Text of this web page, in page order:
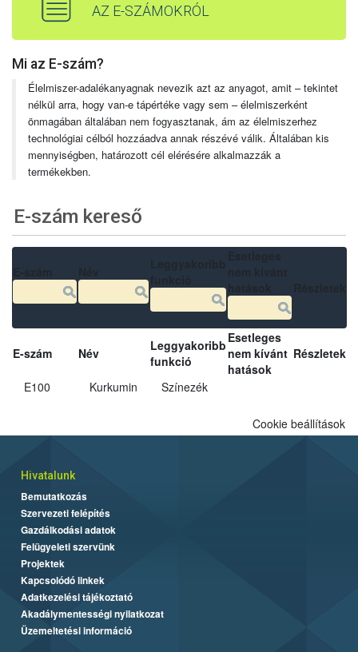
AZ E-SZÁMOKRÓL
Mi az E-szám?
Élelmiszer-adalékanyagnak nevezik azt az anyagot, amit – tekintet
nélkül arra, hogy van-e tápértéke vagy sem – élelmiszerként
önmagában általában nem fogyasztanak, ám az élelmiszerhez
technológiai célból hozzáadva annak részévé válik. Általában kis
mennyiségben, határozott cél elérésére alkalmazzák a
termékekben.
E-szám kereső
E-szám Név
Leggyakoribb
funkció
Esetleges
nem kívánt
hatások
Részletek
E100 Kurkumin Színezék
Cookie beállítások
Hivatalunk
Bemutatkozás
Szervezeti felépítés
Gazdálkodási adatok
Felügyeleti szervünk
Projektek
Kapcsolódó linkek
Adatkezelési tájékoztató
Akadálymentességi nyilatkozat
Üzemeltetési információ